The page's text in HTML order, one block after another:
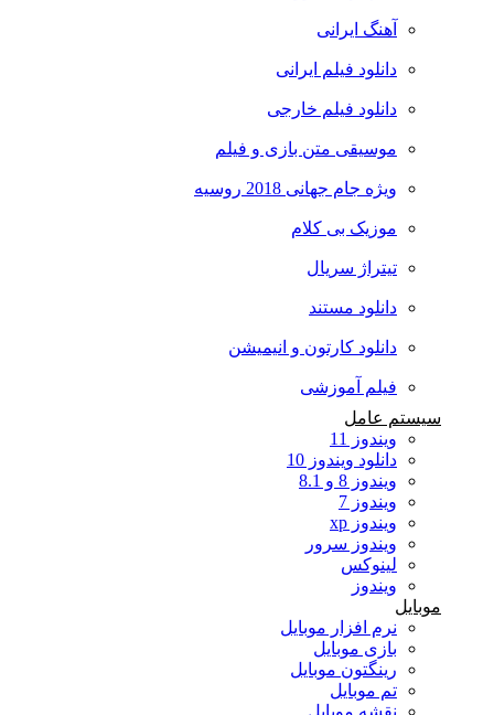
آهنگ ایرانی
دانلود فیلم ایرانی
دانلود فیلم خارجی
موسیقی متن بازی و فیلم
ویژه جام جهانی 2018 روسیه
موزیک بی کلام
تیتراژ سریال
دانلود مستند
دانلود کارتون و انیمیشن
فیلم آموزشی
سیستم عامل
ویندوز 11
دانلود ویندوز 10
ویندوز 8 و 8.1
ویندوز 7
ویندوز xp
ویندوز سرور
لینوکس
ویندوز
نرم افزار موبایل
بازی موبایل
رینگتون موبایل
تم موبایل
نقشه موبایل